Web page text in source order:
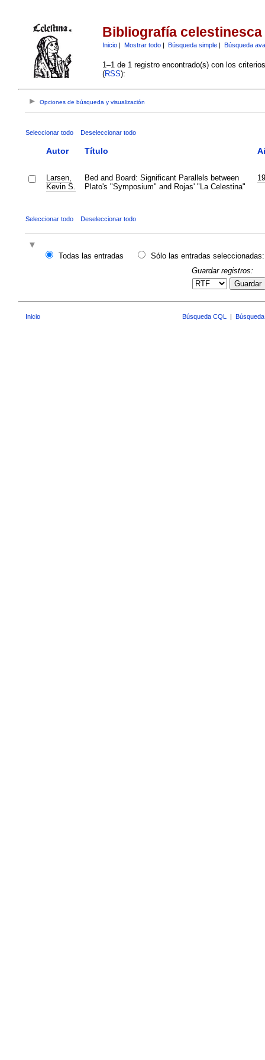
Bibliografía celestinesca
Inicio| Mostrar todo| Búsqueda simple| Búsqueda
1–1 de 1 registro encontrado(s) con los
(RSS):
Opciones de búsqueda y visualización
Seleccionar todo Deseleccionar todo
Autor Título
Larsen,
Kevin S.
Bed and Board: Significant Parallels between
Plato's "Symposium" and Rojas' "La Celestina"
Seleccionar todo Deseleccionar todo
Todas las entradas
Sólo las entradas seleccionadas:
Guardar registros:
Guardar
Inicio Búsqueda CQL